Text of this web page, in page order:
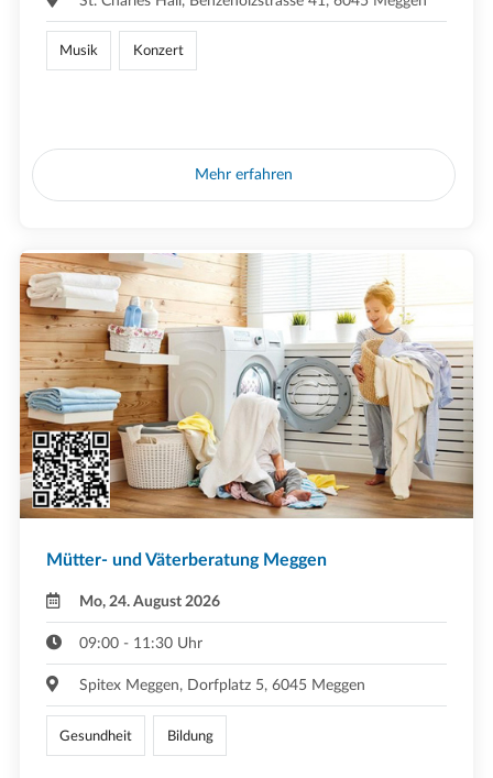
Musik Konzert
Mehr erfahren
Mütter- und Väterberatung Meggen
Mo, 24. August 2026
09:00 - 11:30 Uhr
Spitex Meggen, Dorfplatz 5, 6045 Meggen
Gesundheit Bildung